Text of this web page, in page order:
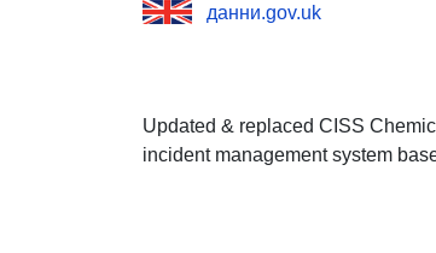
данни.gov.uk
Updated & replaced CISS
incident management system